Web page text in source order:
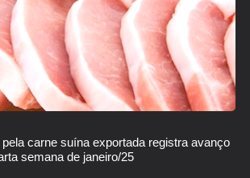
carne suína exportada registra avanço
semana de janeiro/25